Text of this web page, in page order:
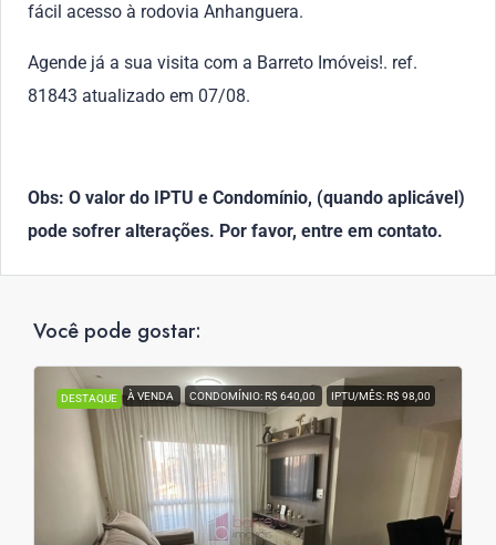
fácil acesso à rodovia Anhanguera.
Agende já a sua visita com a Barreto Imóveis!. ref.
81843 atualizado em 07/08.
Obs: O valor do IPTU e Condomínio, (quando aplicável)
pode sofrer alterações. Por favor, entre em contato.
Você pode gostar:
DESTAQUE À VENDA CONDOMÍNIO: R$ 640,00 IPTU/MÊS: R$ 98,00